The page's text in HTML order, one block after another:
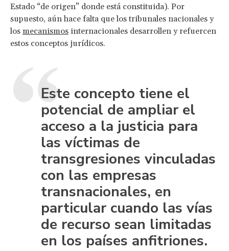
Estado “de origen” donde está constituida). Por
supuesto, aún hace falta que los tribunales nacionales y
los mecanismos internacionales desarrollen y refuercen
estos conceptos jurídicos.
Este concepto tiene el
potencial de ampliar el
acceso a la justicia para
las víctimas de
transgresiones vinculadas
con las empresas
transnacionales, en
particular cuando las vías
de recurso sean limitadas
en los países anfitriones.